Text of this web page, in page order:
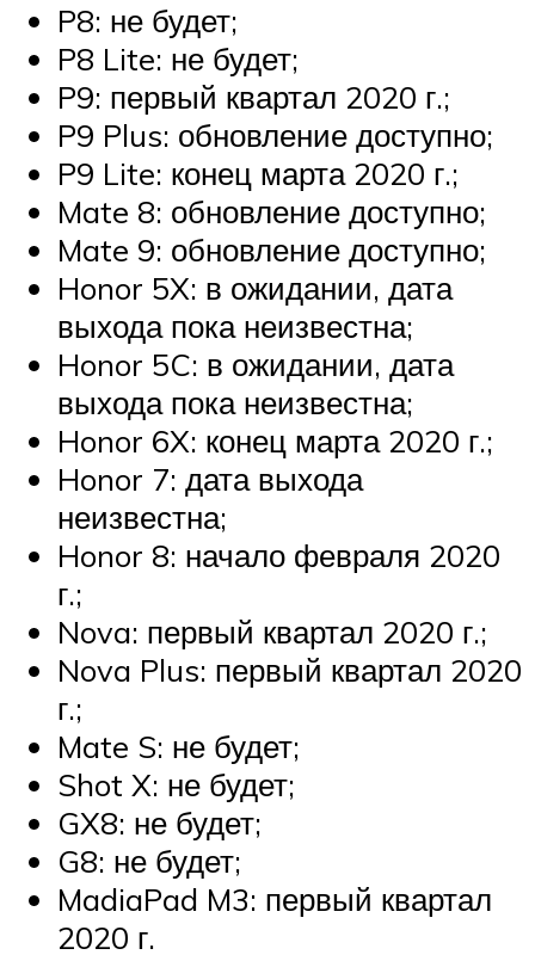
P8: не будет;
P8 Lite: не будет;
P9: первый квартал 2020 г.;
P9 Plus: обновление доступно;
P9 Lite: конец марта 2020 г.;
Mate 8: обновление доступно;
Mate 9: обновление доступно;
Honor 5X: в ожидании, дата
выхода пока неизвестна;
Honor 5C: в ожидании, дата
выхода пока неизвестна;
Honor 6X: конец марта 2020 г.;
Honor 7: дата выхода
неизвестна;
Honor 8: начало февраля 2020
г.;
Nova: первый квартал 2020 г.;
Nova Plus: первый квартал 2020
г.;
Mate S: не будет;
Shot X: не будет;
GX8: не будет;
G8: не будет;
MadiaPad M3: первый квартал
2020 г.